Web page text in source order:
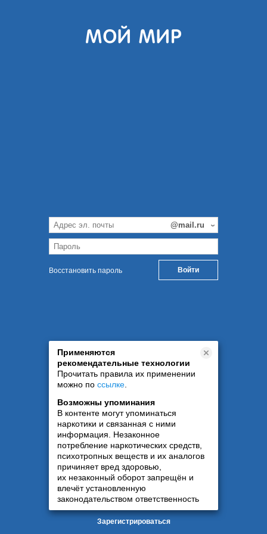
Восстановить пароль
Применяются
рекомендательные технологии
Прочитать правила их применении
можно по ссылке
Возможны упоминания
В контенте могут упоминаться
наркотики и связанная с ними
информация. Незаконное
потребление наркотических средств,
психотропных веществ и их аналогов
причиняет вред здоровью,
их незаконный оборот запрещён и
влечёт установленную
законодательством ответственность
Зарегистрироваться